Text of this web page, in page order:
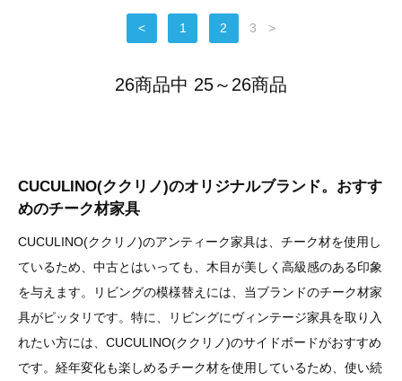
< 1 2 3 >
26商品中 25～26商品
CUCULINO(ククリノ)のオリジナルブランド。おすす
めのチーク材家具
CUCULINO(ククリノ)のアンティーク家具は、チーク材を使用し
ているため、中古とはいっても、木目が美しく高級感のある印象
を与えます。リビングの模様替えには、当ブランドのチーク材家
具がピッタリです。特に、リビングにヴィンテージ家具を取り入
れたい方には、CUCULINO(ククリノ)のサイドボードがおすすめ
です。経年変化も楽しめるチーク材を使用しているため、使い続